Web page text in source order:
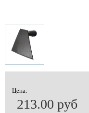
Цена:
213.00 руб